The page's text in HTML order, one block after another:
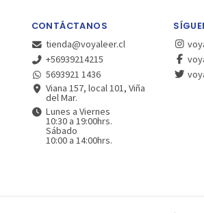
CONTÁCTANOS
tienda@voyaleer.cl
+56939214215
5693921 1436
Viana 157, local 101, Viña
del Mar.
Lunes a Viernes
10:30 a 19:00hrs.
Sábado
10:00 a 14:00hrs.